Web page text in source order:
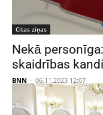
Citas ziņas
Nekā
skaidrības
BNN - 06.11.2023 12:07